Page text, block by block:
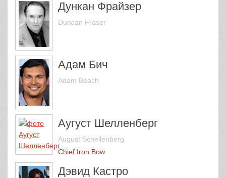
Дункан Фрайзер
Duncan Fraser
Адам Бич
Adam Beach
Аугуст Шелленберг
August Schellenberg
Chief Iron Bow
Дэвид Кастро